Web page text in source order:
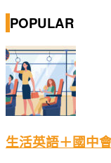
POPULAR
生活英語＋國中